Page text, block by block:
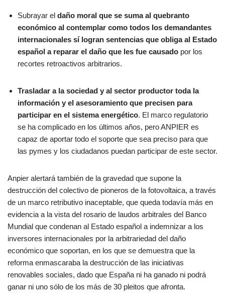
Subrayar el daño moral que se suma al quebranto
económico al contemplar como todos los demandantes
internacionales sí logran sentencias que obliga al Estado
español a reparar el daño que les fue causado por los
recortes retroactivos arbitrarios.
Trasladar a la sociedad y al sector productor toda la
información y el asesoramiento que precisen para
participar en el sistema energético. El marco regulatorio
se ha complicado en los últimos años, pero ANPIER es
capaz de aportar todo el soporte que sea preciso para que
las pymes y los ciudadanos puedan participar de este sector.
Anpier alertará también de la gravedad que supone la
destrucción del colectivo de pioneros de la fotovoltaica, a través
de un marco retributivo inaceptable, que queda todavía más en
evidencia a la vista del rosario de laudos arbitrales del Banco
Mundial que condenan al Estado español a indemnizar a los
inversores internacionales por la arbitrariedad del daño
económico que soportan, en los que se demuestra que la
reforma enmascaraba la destrucción de las iniciativas
renovables sociales, dado que España ni ha ganado ni podrá
ganar ni uno sólo de los más de 30 pleitos que afronta.